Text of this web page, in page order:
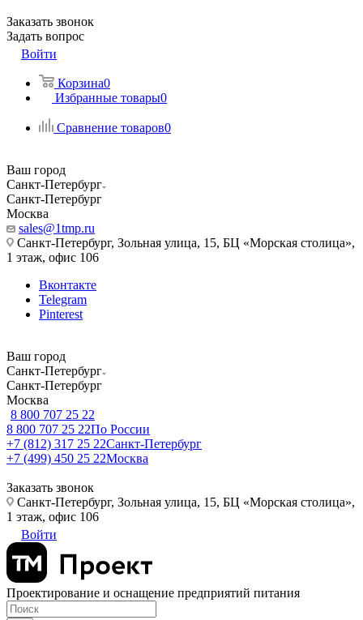
Заказать звонок
Задать вопрос
Войти
Корзина0
Избранные товары0
Сравнение товаров0
Ваш город
Санкт-Петербург
Санкт-Петербург
Москва
sales@1tmp.ru
Санкт-Петербург, Зольная улица, 15, БЦ «Морская столица»,
1 этаж, офис 106
Вконтакте
Telegram
Pinterest
Ваш город
Санкт-Петербург
Санкт-Петербург
Москва
8 800 707 25 22
8 800 707 25 22По России
+7 (812) 317 25 22Санкт-Петербург
+7 (499) 450 25 22Москва
Заказать звонок
Санкт-Петербург, Зольная улица, 15, БЦ «Морская столица»,
1 этаж, офис 106
Войти
Проектирование и оснащение предприятий питания